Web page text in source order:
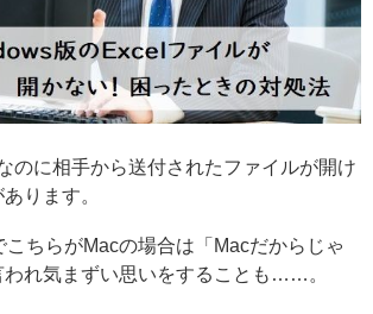
のに相手から送付されたファイルが開け
ります。
ちらがMacの場合は「Macだからじゃ
われ気まずい思いをすることも……。